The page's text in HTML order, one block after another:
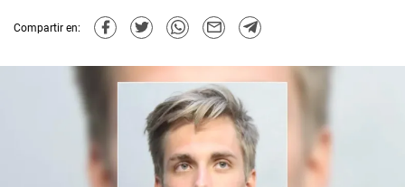
Compartir en: